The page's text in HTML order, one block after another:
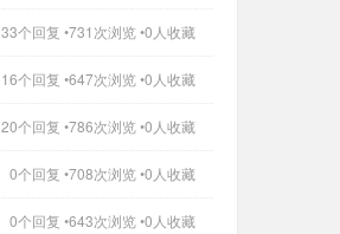
33个回复 •731次浏览 •0人收藏
16个回复 •647次浏览 •0人收藏
20个回复 •786次浏览 •0人收藏
0个回复 •708次浏览 •0人收藏
0个回复 •643次浏览 •0人收藏